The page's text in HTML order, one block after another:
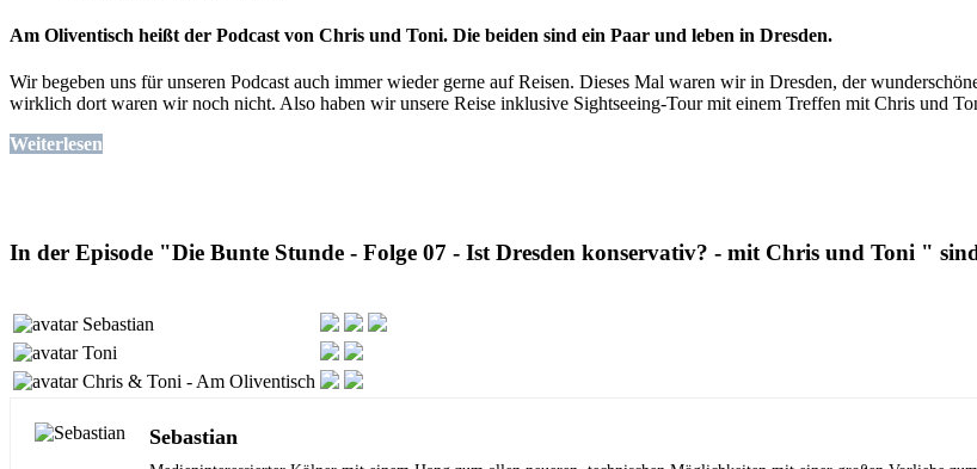
Am Oliventisch heißt der Podcast von Chris und Toni. Die beiden sind ein Paar und leben in Dresden.
Wir begeben uns für unseren Podcast auch immer wieder gerne auf Reisen. Dieses Mal waren wir in Dresden, der
wirklich dort waren wir noch nicht. Also haben wir unsere Reise inklusive Sightseeing-Tour mit einem Treffen mit Chris und
Weiterlesen
In der Episode "Die Bunte Stunde - Folge 07 - Ist Dresden konservativ? - mit Chris und Toni "
Sebastian
Toni
Chris & Toni - Am Oliventisch
Sebastian